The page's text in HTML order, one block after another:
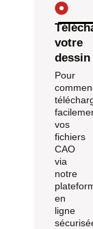
votre
dessin
Pour
vos
fichiers
CAO
via
notre
en
ligne